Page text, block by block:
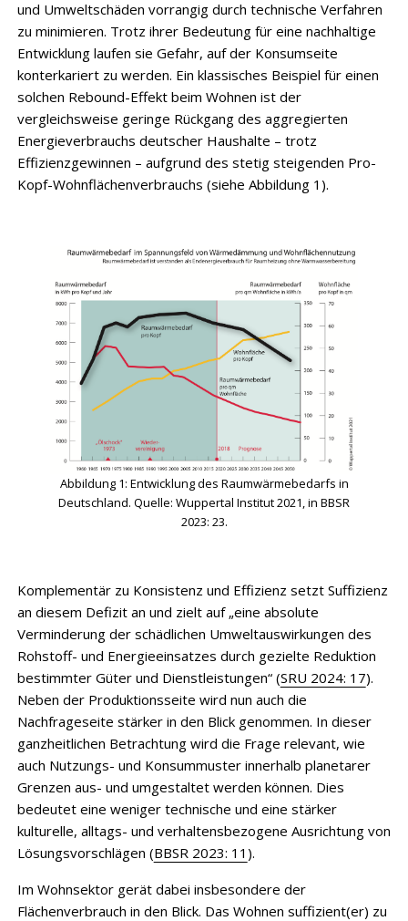
und Umweltschäden vorrangig durch technische Verfahren
zu minimieren. Trotz ihrer Bedeutung für eine nachhaltige
Entwicklung laufen sie Gefahr, auf der Konsumseite
konterkariert zu werden. Ein klassisches Beispiel für einen
solchen Rebound-Effekt beim Wohnen ist der
vergleichsweise geringe Rückgang des aggregierten
Energieverbrauchs deutscher Haushalte – trotz
Effizienzgewinnen – aufgrund des stetig steigenden Pro-
Kopf-Wohnflächenverbrauchs (siehe Abbildung 1).
Abbildung 1: Entwicklung des Raumwärmebedarfs in
Deutschland. Quelle: Wuppertal Institut 2021, in BBSR
2023: 23.
Komplementär zu Konsistenz und Effizienz setzt Suffizienz
an diesem Defizit an und zielt auf „eine absolute
Verminderung der schädlichen Umweltauswirkungen des
Rohstoff- und Energieeinsatzes durch gezielte Reduktion
bestimmter Güter und Dienstleistungen“ (SRU 2024: 17).
Neben der Produktionsseite wird nun auch die
Nachfrageseite stärker in den Blick genommen. In dieser
ganzheitlichen Betrachtung wird die Frage relevant, wie
auch Nutzungs- und Konsummuster innerhalb planetarer
Grenzen aus- und umgestaltet werden können. Dies
bedeutet eine weniger technische und eine stärker
kulturelle, alltags- und verhaltensbezogene Ausrichtung von
Lösungsvorschlägen (BBSR 2023: 11 ).
Im Wohnsektor gerät dabei insbesondere der
Flächenverbrauch in den Blick. Das Wohnen suffizient(er) zu